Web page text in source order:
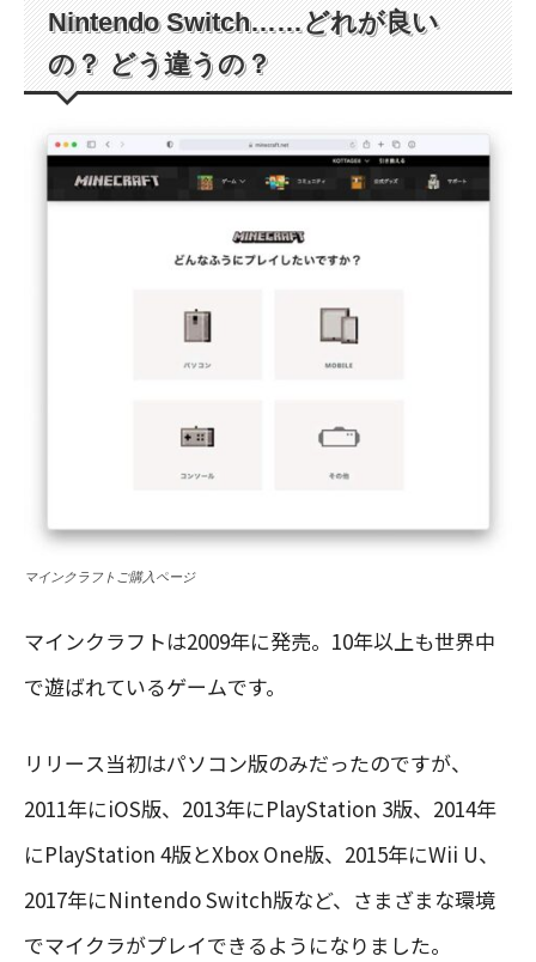
Nintendo Switch……どれが良い
の？ どう違うの？
マインクラフトご購入ページ
マインクラフトは2009年に発売。10年以上も世界中
で遊ばれているゲームです。
リリース当初はパソコン版のみだったのですが、
2011年にiOS版、2013年にPlayStation 3版、2014年
にPlayStation 4版とXbox One版、2015年にWii U、
2017年にNintendo Switch版など、さまざまな環境
でマイクラがプレイできるようになりました。